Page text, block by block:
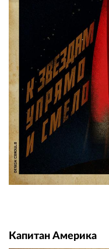
Капитан Америка